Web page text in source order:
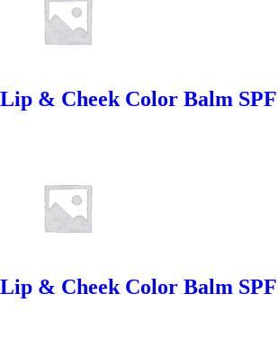
Lip & Cheek Color Balm
Lip & Cheek Color Balm SPF